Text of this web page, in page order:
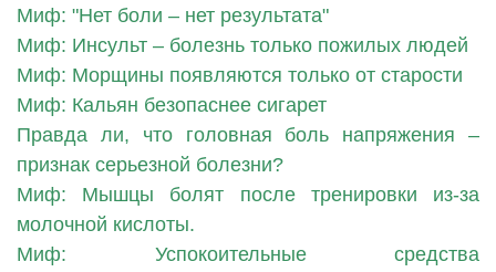
Миф: "Нет боли – нет результата"
Миф: Инсульт – болезнь только пожилых людей
Миф: Морщины появляются только от старости
Миф: Кальян безопаснее сигарет
Правда ли, что головная боль напряжения –
признак серьезной болезни?
Миф: Мышцы болят после тренировки из-за
молочной кислоты.
Миф: Успокоительные средства